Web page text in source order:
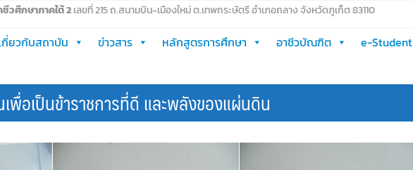
วศึกษาภาคใต้ 2เลขที่ 215 ถ.สนามบิน-เมืองใหม่ ต.เทพกระษัตรี อำเภอถลาง จังหวัดภูเก็ต 83110
กี่ยวกับสถาบัน ข่าวสาร หลักสูตรการศึกษา อาชีวบัณฑิต e-Student
อเป็นข้าราชการที่ดี และพลังของแผ่นดิน